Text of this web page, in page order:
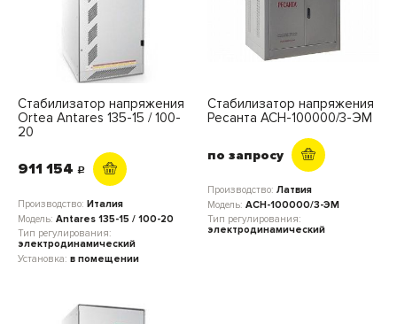
Стабилизатор напряжения
Ortea Antares 135-15 / 100-
20
911 154 c
Производство: Италия
Модель: Antares 135-15 / 100-20
Тип регулирования:
электродинамический
Установка: в помещении
Стабилизатор напряжения
Ресанта АСН-100000/3-ЭМ
по запросу
Производство: Латвия
Модель: АСН-100000/3-ЭМ
Тип регулирования:
электродинамический